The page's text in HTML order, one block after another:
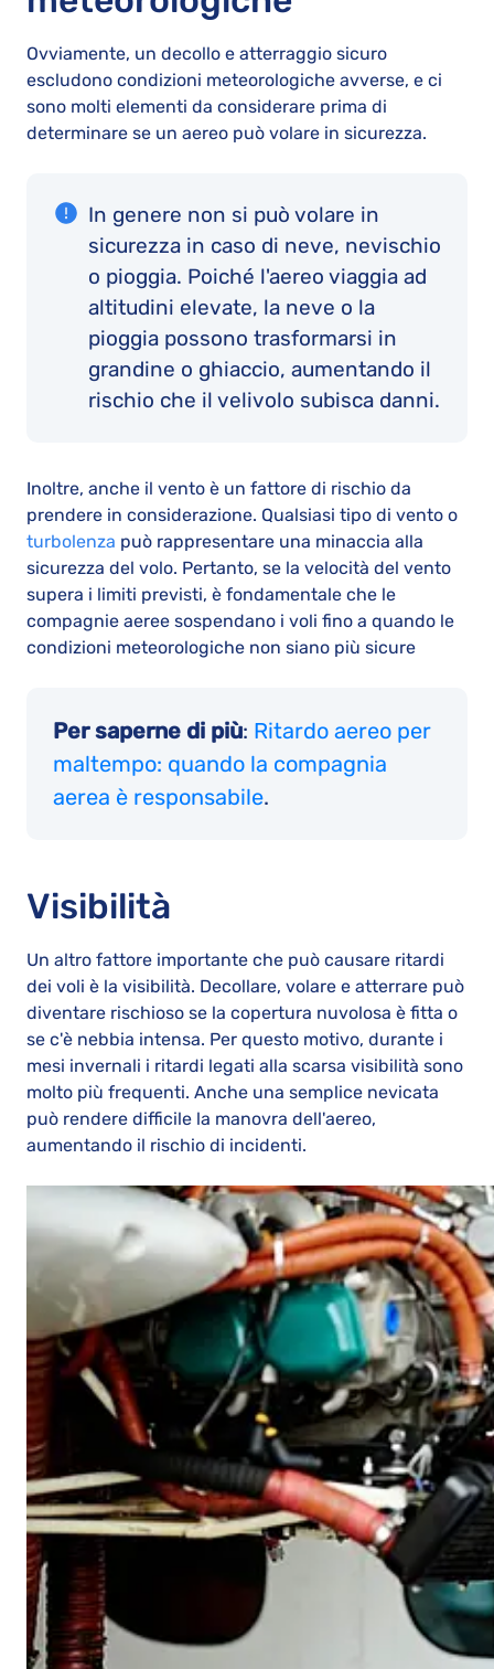
Ovviamente, un decollo e atterraggio sicuro
escludono condizioni meteorologiche avverse, e ci
sono molti elementi da considerare prima di
determinare se un aereo può volare in sicurezza.
In genere non si può volare in
sicurezza in caso di neve, nevischio
o pioggia. Poiché l'aereo viaggia ad
altitudini elevate, la neve o la
pioggia possono trasformarsi in
grandine o ghiaccio, aumentando il
rischio che il velivolo subisca danni.
Inoltre, anche il vento è un fattore di rischio da
prendere in considerazione. Qualsiasi tipo di vento o
turbolenza può rappresentare una minaccia alla
sicurezza del volo. Pertanto, se la velocità del vento
supera i limiti previsti, è fondamentale che le
compagnie aeree sospendano i voli fino a quando le
condizioni meteorologiche non siano più sicure
Per saperne di più: Ritardo aereo per
maltempo: quando la compagnia
aerea è responsabile.
Visibilità
Un altro fattore importante che può causare ritardi
dei voli è la visibilità. Decollare, volare e atterrare può
diventare rischioso se la copertura nuvolosa è fitta o
se c'è nebbia intensa. Per questo motivo, durante i
mesi invernali i ritardi legati alla scarsa visibilità sono
molto più frequenti. Anche una semplice nevicata
può rendere difficile la manovra dell'aereo,
aumentando il rischio di incidenti.